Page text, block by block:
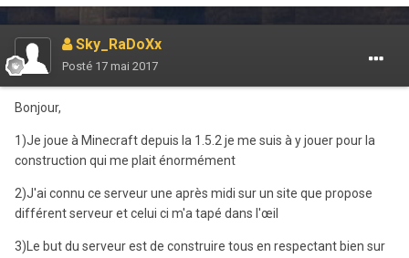
Sky_RaDoXx
Posté 17 mai 2017
Bonjour,
1)Je joue à Minecraft depuis la 1.5.2 je me suis à y jouer pour la
construction qui me plait énormément
2)J'ai connu ce serveur une après midi sur un site que propose
différent serveur et celui ci m'a tapé dans l'œil
3)Le but du serveur est de construire tous en respectant bien sur